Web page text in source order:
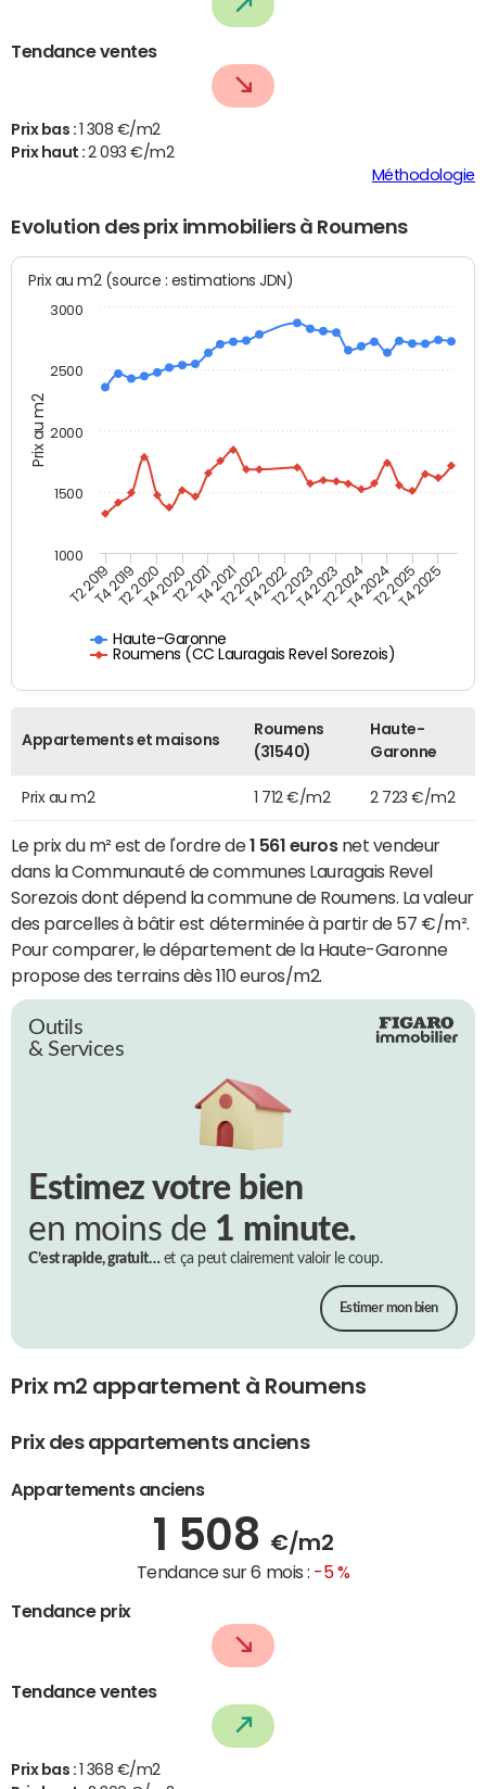
Tendance ventes
Prix bas :
1 308 €/m2
Prix haut :2 093 €/m2
Méthodologie
Evolution des prix immobiliers à Roumens
Prix au m2
Prix au m2 (source : estimations JDN)
Haute-Garonne
Roumens (CC Lauragais Revel Sorezois)
T2 2019T4 2019T2 2020T4 2020T2 2021T4 2021T2 2022T4 2022T2 2023T4 2023T2 2024T4 2024T2 2025T4 2025
1000
1500
2000
2500
3000
Appartements et maisons
Roumens
(31540)
Haute-
Garonne
Prix au m2 1 712 €/m2 2 723 €/m2
Le prix du m² est de l'ordre de1 561 eurosnet vendeur
dans la Communauté de communes Lauragais Revel
Sorezois dont dépend la commune de Roumens. La valeur
des parcelles à bâtir est déterminée à partir de 57 €/m².
Pour comparer, le département de la Haute-Garonne
propose des terrains dès 110 euros/m2.
Outils
& Services
Estimez votre bien
en moins de 1 minute.
C’est rapide, gratuit…et ça peut clairement valoir le coup.
Estimer mon bien
Prix m2 appartement à Roumens
Prix des appartements anciens
Appartements anciens
1 508 €/m2
Tendance sur 6 mois : -5 %
Tendance prix
Tendance ventes
Prix bas : 1 368 €/m2